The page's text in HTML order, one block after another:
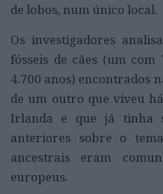
de lobos, num único local.
Os investigadores
fósseis de cães (um
4.700 anos) encontrados
de um outro que viveu
Irlanda e que já tinha
anteriores sobre o
ancestrais eram
europeus.